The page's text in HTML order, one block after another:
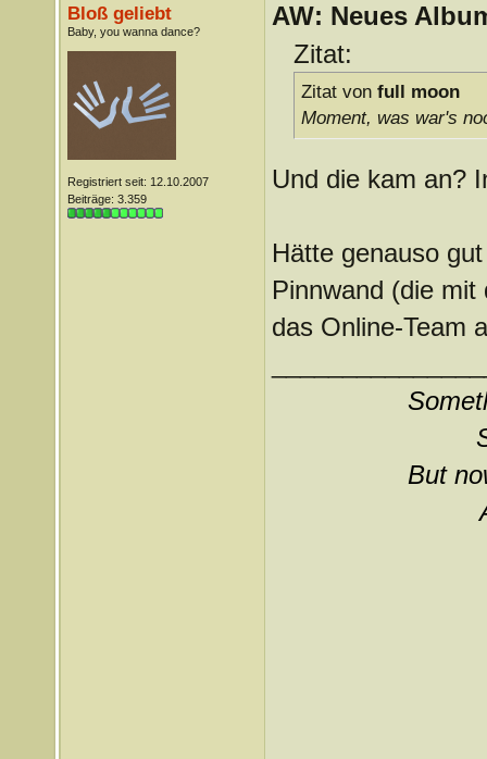
Bloß geliebt
Baby, you wanna dance?
Registriert seit: 12.10.2007
Beiträge: 3.359
AW: Neues
Zitat:
Zitat von full moon
Moment, was war's
Und die kam an?
Hätte genauso
Pinnwand (die
das Online-Team
But